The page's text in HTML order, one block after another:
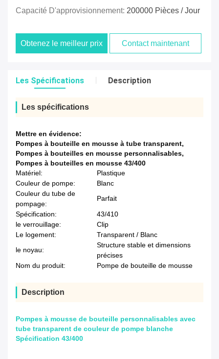
Capacité D'approvisionnement: 200000 Pièces / Jour
Obtenez le meilleur prix Contact maintenant
Les Spécifications Description
Les spécifications
Mettre en évidence:
Pompes à bouteille en mousse à tube transparent,
Pompes à bouteilles en mousse personnalisables,
Pompes à bouteilles en mousse 43/400
Matériel:
Plastique
Couleur de pompe:
Blanc
Couleur du tube de
pompage:
Parfait
Spécification:
43/410
le verrouillage:
Clip
Le logement:
Transparent / Blanc
le noyau:
Structure stable et dimensions
précises
Nom du produit:
Pompe de bouteille de mousse
Description
Pompes à mousse de bouteille personnalisables avec
tube transparent de couleur de pompe blanche
Spécification 43/400